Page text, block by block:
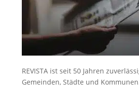
REVISTA ist seit 50 Jahren
Gemeinden, Städte und